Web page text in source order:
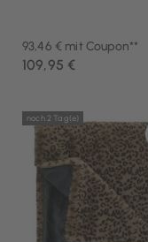
93,46 € mit Coupon**
109,95 €
noch 2 Tag(e)